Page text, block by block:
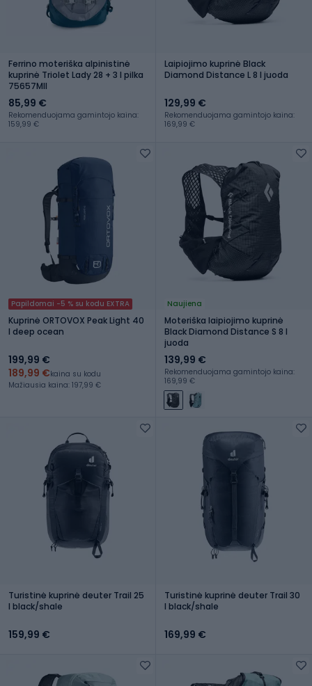
Ferrino moteriška alpinistinė
kuprinė Triolet Lady 28 + 3 l pilka
75657MII
85,99 €
Rekomenduojama gamintojo kaina:
159,99 €
Laipiojimo kuprinė Black
Diamond Distance L 8 l juoda
129,99 €
Rekomenduojama gamintojo kaina:
169,99 €
Papildomai -5 % su kodu EXTRA
Kuprinė ORTOVOX Peak Light 40
l deep ocean
199,99 €
189,99 €kaina su kodu
Mažiausia kaina: 197,99 €
Naujiena
Moteriška laipiojimo kuprinė
Black Diamond Distance S 8 l
juoda
139,99 €
Rekomenduojama gamintojo kaina:
169,99 €
Turistinė kuprinė deuter Trail 25
l black/shale
159,99 €
Turistinė kuprinė deuter Trail 30
l black/shale
169,99 €